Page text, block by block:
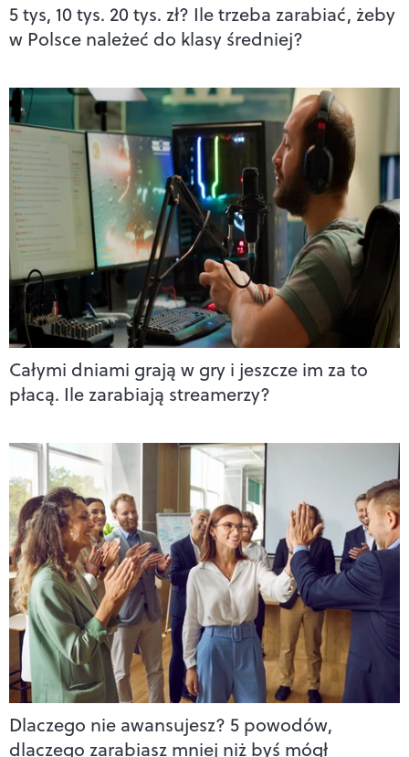
5 tys, 10 tys. 20 tys. zł? Ile trzeba zarabiać, żeby
w Polsce należeć do klasy średniej?
Całymi dniami grają w gry i jeszcze im za to
płacą. Ile zarabiają streamerzy?
Dlaczego nie awansujesz? 5 powodów,
dlaczego zarabiasz mniej niż byś mógł